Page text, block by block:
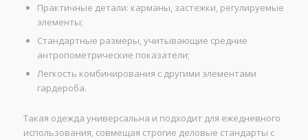
Практичные детали: карманы, застежки, регулируемые
элементы;
Стандартные размеры, учитывающие средние
антропометрические показатели;
Легкость комбинирования с другими элементами
гардероба.
Такая одежда универсальна и подходит для ежедневного
использования, совмещая строгие деловые стандарты с